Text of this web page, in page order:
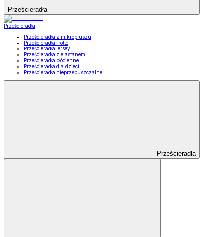
Prześcieradła
Prześcieradła
Prześcieradła z mikropluszu
Prześcieradła frotte
Prześcieradła jersey
Prześcieradła z elastanem
Prześcieradła płócienne
Prześcieradła dla dzieci
Prześcieradła nieprzepuszczalne
Prześcieradła